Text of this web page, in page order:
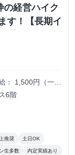
の経営ハイク
す！【長期イ
： 1,500円（一律
約更新時 評価
し、時給を決
発揮。 A評価：
いる。（※現状維
6階
推奨 土日OK
生多数 内定実績あり